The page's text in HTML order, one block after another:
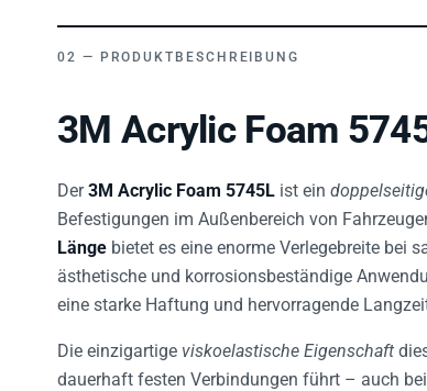
PRODUKTBESCHREIBUNG
3M Acrylic Foam
Der3M Acrylic Foam 5745L ist ein
Befestigungen im Außenbereich von
Länge bietet es eine enorme Verlegebreite bei
ästhetische und korrosionsbeständige
eine starke Haftung und hervorragende
Die einzigartige viskoelastische Eigenschaft
dauerhaft festen Verbindungen führt – auch